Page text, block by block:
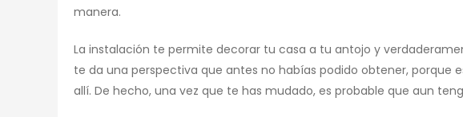
manera.
La instalación te permite decorar tu casa a tu antojo y
te da una perspectiva que antes no habías podido obtener, porque
allí. De hecho, una vez que te has mudado, es probable que aun